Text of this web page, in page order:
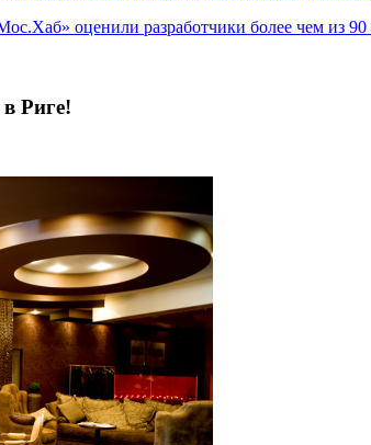
оценили разработчики более чем из 90
Риге!